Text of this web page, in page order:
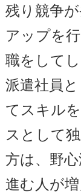
残り競争
アップを
職をして
派遣社員
てスキル
スとして
方は、野
進む人が増